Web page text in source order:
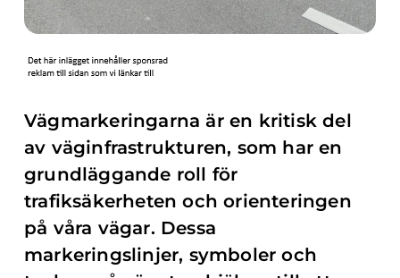
Vägmarkeringarna är en kritisk del
av väginfrastrukturen, som har en
grundläggande roll för
trafiksäkerheten och orienteringen
på våra vägar. Dessa
markeringslinjer, symboler och